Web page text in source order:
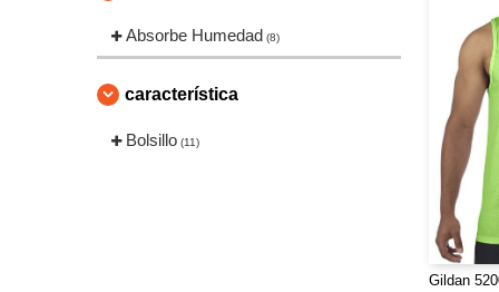
Absorbe Humedad (8)
característica
Bolsillo (11)
Gildan